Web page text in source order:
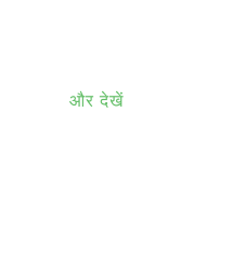
और देखें